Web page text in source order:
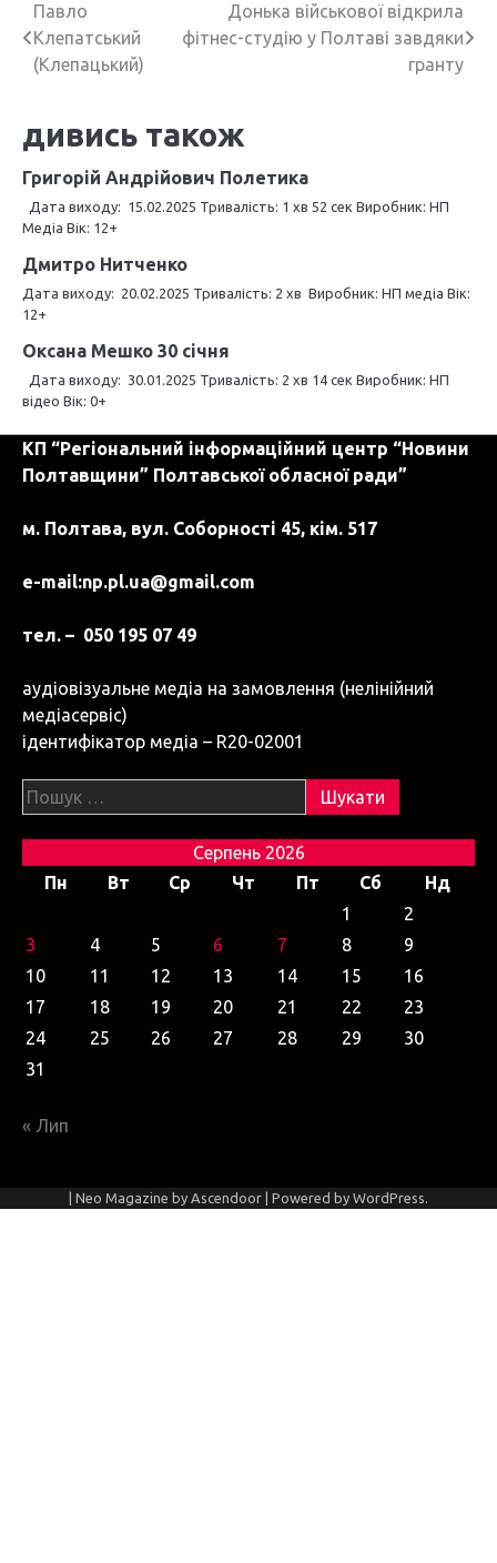
Н
а
і
г
а
ц
і
з
а
п
с
і
Павло
Клепатський
(Клепацький)
Донька військової відкрила
фітнес-студію у Полтаві завдяки
гранту
дивись також
Григорій Андрійович Полетика
Дата виходу: 15.02.2025 Тривалість: 1 хв 52 сек Виробник: НП
Медіа Вік: 12+
Дмитро Нитченко
Дата виходу: 20.02.2025 Тривалість: 2 хв Виробник: НП медіа Вік:
12+
Оксана Мешко 30 січня
Дата виходу: 30.01.2025 Тривалість: 2 хв 14 сек Виробник: НП
відео Вік: 0+
КП “Регіональний інформаційний центр “Новини
Полтавщини” Полтавської обласної ради”
м. Полтава, вул. Соборності 45, кім. 517
e-mail:np.pl.ua@gmail.com
тел. – 050 195 07 49
аудіовізуальне медіа на замовлення (нелінійний
медіасервіс)
ідентифікатор медіа – R20-02001
Пошук:
Серпень 2026
Пн
Вт Ср Чт Пт Сб
Нд
1
2
3
4 5 6 7 8
9
10
11 12 13 14 15
16
17
18 19 20 21 22
23
24
25 26 27 28 29
30
31
« Лип
| Neo Magazine by Ascendoor | Powered by WordPress.